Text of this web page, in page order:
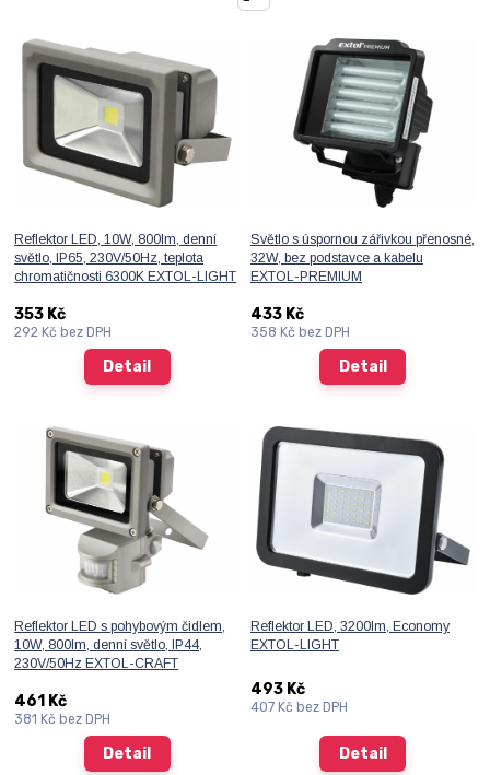
Reflektor LED, 10W, 800lm, denní
světlo, IP65, 230V/50Hz, teplota
chromatičnosti 6300K EXTOL-LIGHT
353 Kč
292 Kč bez DPH
Detail
Světlo s úspornou zářivkou přenosné,
32W, bez podstavce a kabelu
EXTOL-PREMIUM
433 Kč
358 Kč bez DPH
Detail
Reflektor LED s pohybovým čidlem,
10W, 800lm, denní světlo, IP44,
230V/50Hz EXTOL-CRAFT
461 Kč
381 Kč bez DPH
Detail
Reflektor LED, 3200lm, Economy
EXTOL-LIGHT
493 Kč
407 Kč bez DPH
Detail